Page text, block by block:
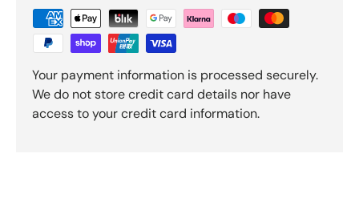
Your payment information is processed securely.
We do not store credit card details nor have
access to your credit card information.